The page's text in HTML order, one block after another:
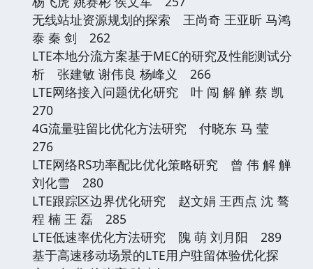
无线站址资源规划的探索 王尚奇 王亚昕 马鸿
泰 秦 剑 262
LTE本地分流方案基于MEC的研究及性能测试分
析 张建敏 谢伟良 杨峰义 266
LTE网络接入问题优化研究 叶 闯 解 觯 蔡 凯
270
4G流量驻留比优化方法研究 付晓东 马 莹
276
LTE网络RS功率配比优化策略研究 曾 伟 解 觯
刘化雪 280
LTE跟踪区边界优化研究 赵文娟 王西点 沈 骜
程 楠 王 磊 285
LTE低速率优化方法研究 隗 萌 刘月阳 289
基于高速移动场景的LTE用户驻留体验优化探